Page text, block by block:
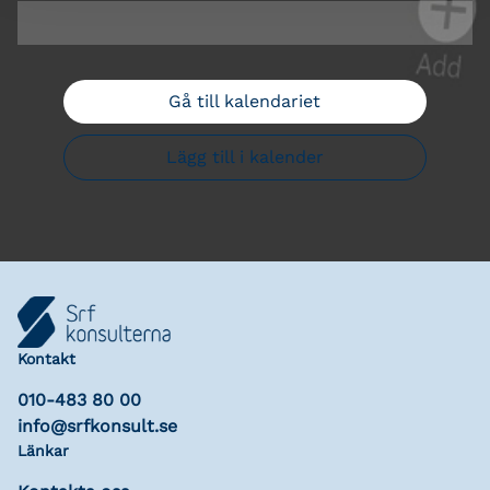
Gå till kalendariet
Lägg till i kalender
Kontakt
010-483 80 00
info@srfkonsult.se
Länkar